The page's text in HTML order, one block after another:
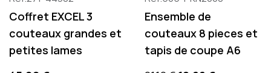
Coffret EXCEL 3
couteaux grandes et
petites lames
Ensemble de
couteaux 8 pieces et
tapis de coupe A6